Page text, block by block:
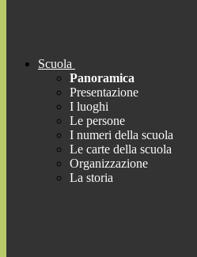
Scuola
Panoramica
Presentazione
I luoghi
Le persone
I numeri della scuola
Le carte della scuola
Organizzazione
La storia